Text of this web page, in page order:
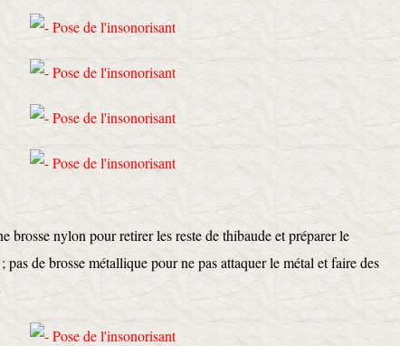
brosse nylon pour retirer les reste de thibaude et préparer le
de brosse métallique pour ne pas attaquer le métal et faire des